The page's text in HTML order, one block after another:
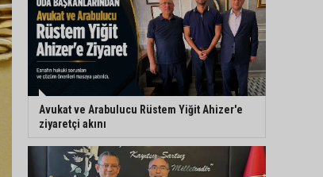
Avukat ve Arabulucu Rüstem Yiğit Ahizer'e
ziyaretçi akını